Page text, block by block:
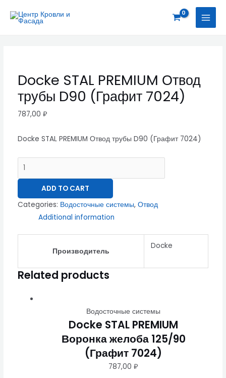
Docke STAL PREMIUM Отвод
трубы D90 (Графит 7024)
787,00 ₽
Docke STAL PREMIUM Отвод трубы D90 (Графит 7024)
STAL
(Графит
7024)
quantity
ADD TO CART
Categories: Водосточные системы, Отвод
Additional information
Производитель
Docke
Related products
Водосточные системы
Docke STAL PREMIUM
Воронка желоба 125/90
(Графит 7024)
787,00₽